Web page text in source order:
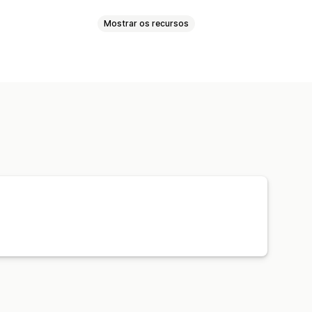
Mostrar os recursos